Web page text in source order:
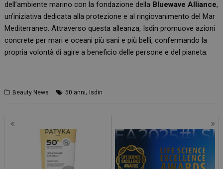
dell’ambiente marino con la fondazione della Bluewave Alliance,
un’iniziativa dedicata alla protezione e al ringiovanimento del Mar
Mediterraneo. Attraverso questa alleanza, Isdin promuove azioni
concrete per mari e oceani più sani e più belli, confermando la
propria volontà di agire a beneficio delle persone e del pianeta.
Beauty News 50 anni, Isdin
Navigazione
articoli